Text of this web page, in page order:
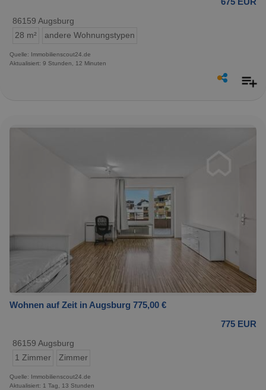
86159 Augsburg
28 m²
andere Wohnungstypen
Quelle: Immobilienscout24.de
Aktualisiert: 9 Stunden, 12 Minuten
Wohnen auf Zeit in Augsburg 775,00 €
775 EUR
86159 Augsburg
1 Zimmer
Zimmer
Quelle: Immobilienscout24.de
Aktualisiert: 1 Tag, 13 Stunden